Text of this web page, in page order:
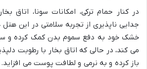
در کنار حمام ترکی، امکانات سونا، اتاق
جدایی ناپذیری از تجربه سلامتی در این
خشک خود به دفع سموم بدن کمک کرده و
می کند، در حالی که اتاق بخار با رطوبت
باز کرده و به نرمی و لطافت پوست می